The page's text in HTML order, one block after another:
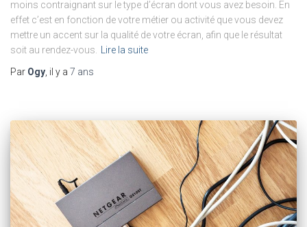
moins contraignant sur le type d’écran dont vous avez besoin. En
effet c’est en fonction de votre métier ou activité que vous devez
mettre un accent sur la qualité de votre écran, afin que le résultat
soit au rendez-vous. Lire la suite
Par Ogy, il y a 7 ans